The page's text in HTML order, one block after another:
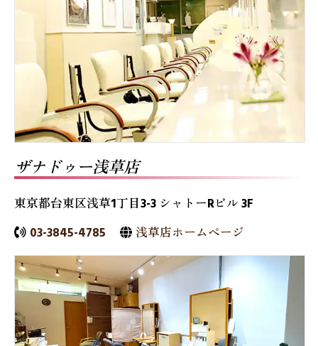
ザナドゥー浅草店
東京都台東区浅草1丁目3-3 シャトーRビル 3F
03-3845-4785
浅草店ホームページ